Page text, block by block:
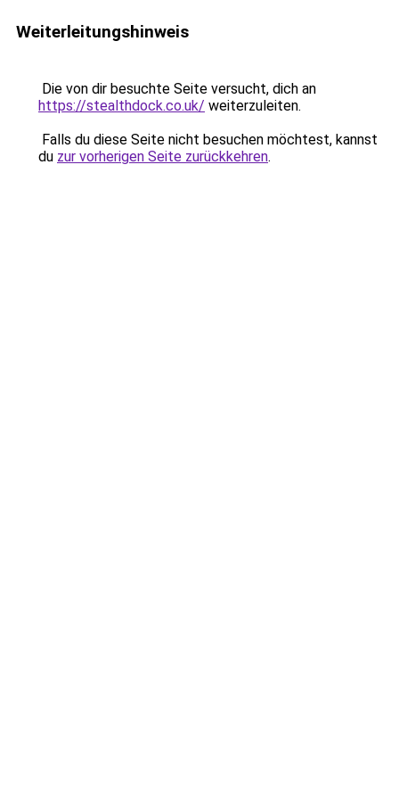
Weiterleitungshinweis
Die von dir besuchte Seite versucht, dich an
https://stealthdock.co.uk/ weiterzuleiten.
Falls du diese Seite nicht besuchen möchtest, kannst
du zur vorherigen Seite zurückkehren.